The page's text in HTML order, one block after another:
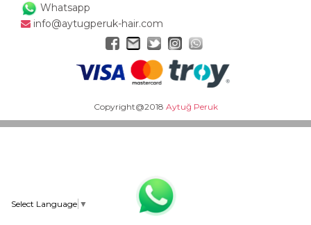
Whatsapp
info@aytugperuk-hair.com
Select Language ▼
Copyright@2018 Aytuğ Peruk